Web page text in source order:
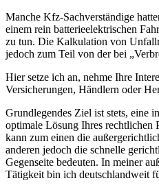
Manche Kfz-Sachverständige
einem rein batterieelektrischen
zu tun. Die Kalkulation von
jedoch zum Teil von der bei
Hier setze ich an, nehme Ihre
Versicherungen, Händlern oder
Grundlegendes Ziel ist stets, eine
optimale Lösung Ihres rechtlichen
kann zum einen die
anderen jedoch die schnelle
Gegenseite bedeuten. In meiner
Tätigkeit bin ich deutschlandweit